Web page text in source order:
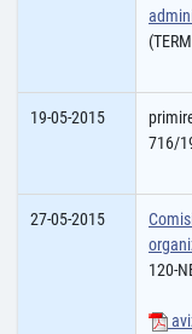
19-05-2015
716/
27-05-2015
120-